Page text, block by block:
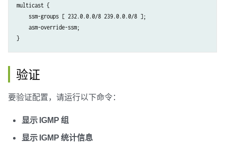
    interface fe-1/0/0.0 {
        mode sparse;
    }
    interface lo0.0 {
        mode sparse;
multicast {
    ssm-groups [ 232.0.0.0/8 239.0.0.0/8 ];
    asm-override-ssm;
验证
要验证配置，请运行以下命令：
显示 IGMP 组
显示 IGMP 统计信息